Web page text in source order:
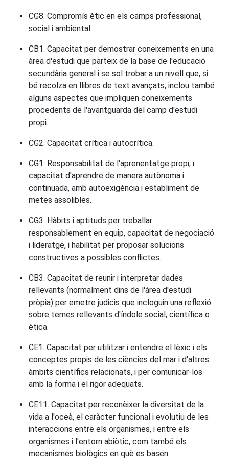
CG8. Compromís ètic en els camps professional,
social i ambiental.
CB1. Capacitat per demostrar coneixements en una
àrea d'estudi que parteix de la base de l'educació
secundària general i se sol trobar a un nivell que, si
bé recolza en llibres de text avançats, inclou també
alguns aspectes que impliquen coneixements
procedents de l'avantguarda del camp d'estudi
propi.
CG2. Capacitat crítica i autocrítica.
CG1. Responsabilitat de l'aprenentatge propi, i
capacitat d'aprendre de manera autònoma i
continuada, amb autoexigència i establiment de
metes assolibles.
CG3. Hàbits i aptituds per treballar
responsablement en equip, capacitat de negociació
i lideratge, i habilitat per proposar solucions
constructives a possibles conflictes.
CB3. Capacitat de reunir i interpretar dades
rellevants (normalment dins de l'àrea d'estudi
pròpia) per emetre judicis que incloguin una reflexió
sobre temes rellevants d'índole social, científica o
ètica.
CE1. Capacitat per utilitzar i entendre el lèxic i els
conceptes propis de les ciències del mar i d'altres
àmbits científics relacionats, i per comunicar-los
amb la forma i el rigor adequats.
CE11. Capacitat per reconèixer la diversitat de la
vida a l'oceà, el caràcter funcional i evolutiu de les
interaccions entre els organismes, i entre els
organismes i l'entorn abiòtic, com també els
mecanismes biològics en què es basen.